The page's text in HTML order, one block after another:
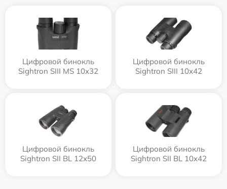
Цифровой бинокль
Sightron SIII MS 10x32
Цифровой бинокль
Sightron SIII 10x42
Цифровой бинокль
Sightron SII BL 12x50
Цифровой бинокль
Sightron SII BL 10x42